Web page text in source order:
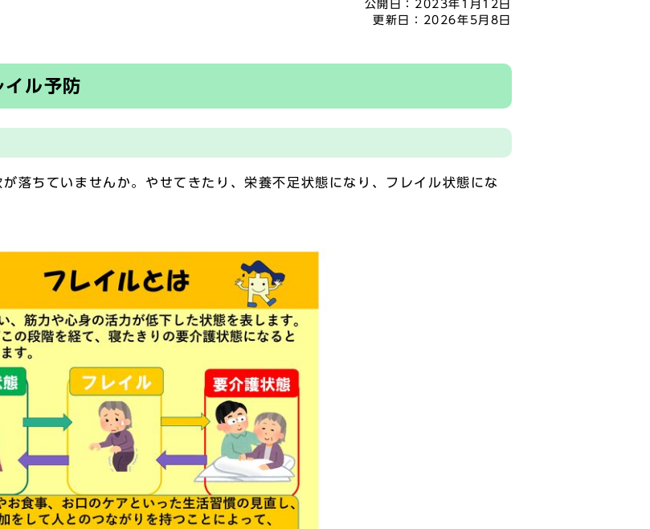
公開日： 2023年1月12日
更新日：
2026年5月8日
イル予防
落ちていませんか。やせてきたり、栄養不足状態になり、フレイル状態にな